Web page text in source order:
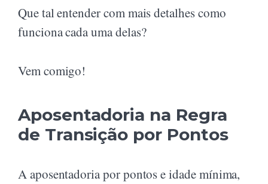
Que tal entender com mais detalhes como
funciona cada uma delas?
Vem comigo!
Aposentadoria na Regra
de Transição por Pontos
A aposentadoria por pontos e idade mínima,